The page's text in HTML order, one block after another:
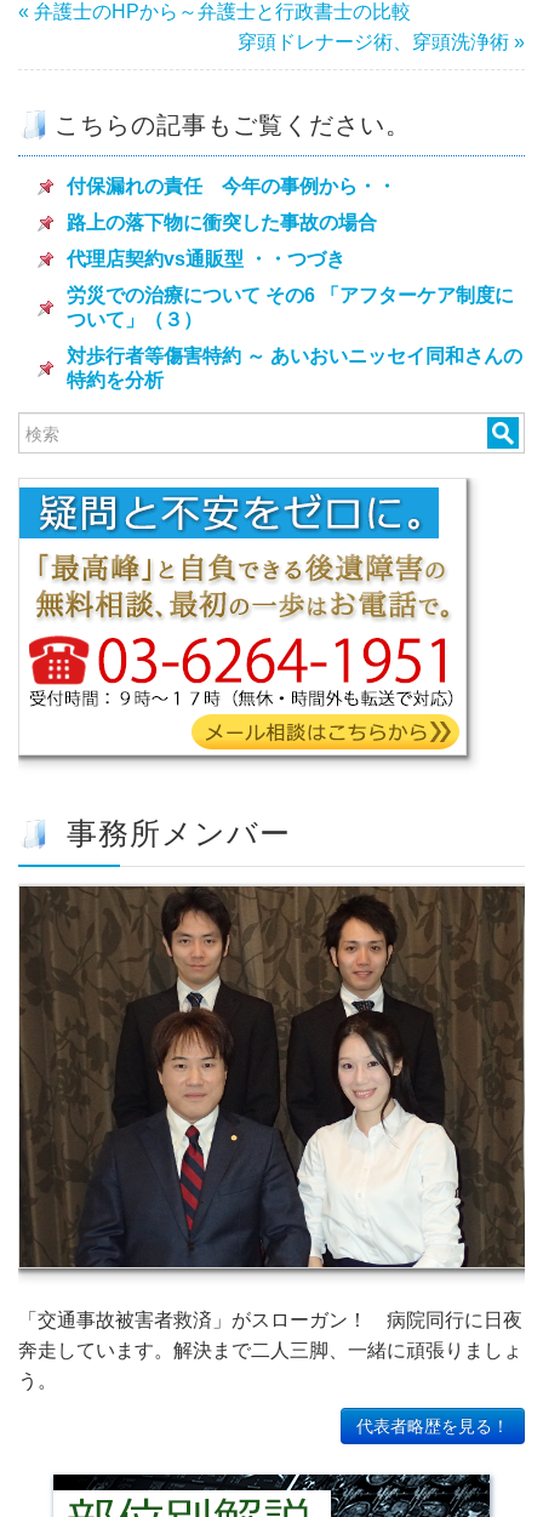
« 弁護士のHPから～弁護士と行政書士の比較
穿頭ドレナージ術、穿頭洗浄術 »
こちらの記事もご覧ください。
付保漏れの責任 今年の事例から・・
路上の落下物に衝突した事故の場合
代理店契約vs通販型 ・・つづき
労災での治療について その6 「アフターケア制度に
ついて」（３）
対歩行者等傷害特約 ～ あいおいニッセイ同和さんの
特約を分析
事務所メンバー
「交通事故被害者救済」がスローガン！ 病院同行に日夜
奔走しています。解決まで二人三脚、一緒に頑張りましょ
う。
代表者略歴を見る！